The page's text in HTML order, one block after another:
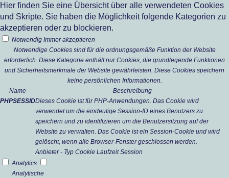
Hier finden Sie eine Übersicht über alle verwendeten Cookies
und Skripte. Sie haben die Möglichkeit folgende Kategorien zu
akzeptieren oder zu blockieren.
Notwendig Immer akzeptieren
Notwendige Cookies sind für die ordnungsgemäße Funktion der Website
erforderlich. Diese Kategorie enthält nur Cookies, die grundlegende Funktionen
und Sicherheitsmerkmale der Website gewährleisten. Diese Cookies speichern
keine persönlichen Informationen.
Name
Beschreibung
PHPSESSIDDieses Cookie ist für PHP-Anwendungen. Das Cookie wird
verwendet um die eindeutige Session-ID eines Benutzers zu
speichern und zu identifizieren um die Benutzersitzung auf der
Website zu verwalten. Das Cookie ist ein Session-Cookie und wird
gelöscht, wenn alle Browser-Fenster geschlossen werden.
Anbieter - Typ Cookie Laufzeit Session
Analytics
Analytische